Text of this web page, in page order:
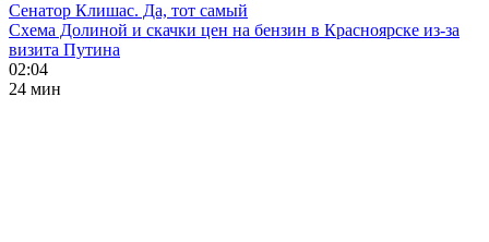
Сенатор Клишас. Да, тот самый
Схема Долиной и скачки цен на бензин в Красноярске из-за
визита Путина
02:04
24 мин